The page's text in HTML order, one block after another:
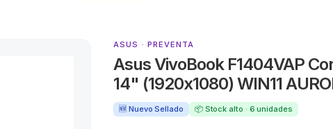
ASUS · PREVENTA
Asus VivoBook F1404VAP
14" (1920x1080) WIN11
🆕 Nuevo Sellado 📦 Stock alto · 6 unidades